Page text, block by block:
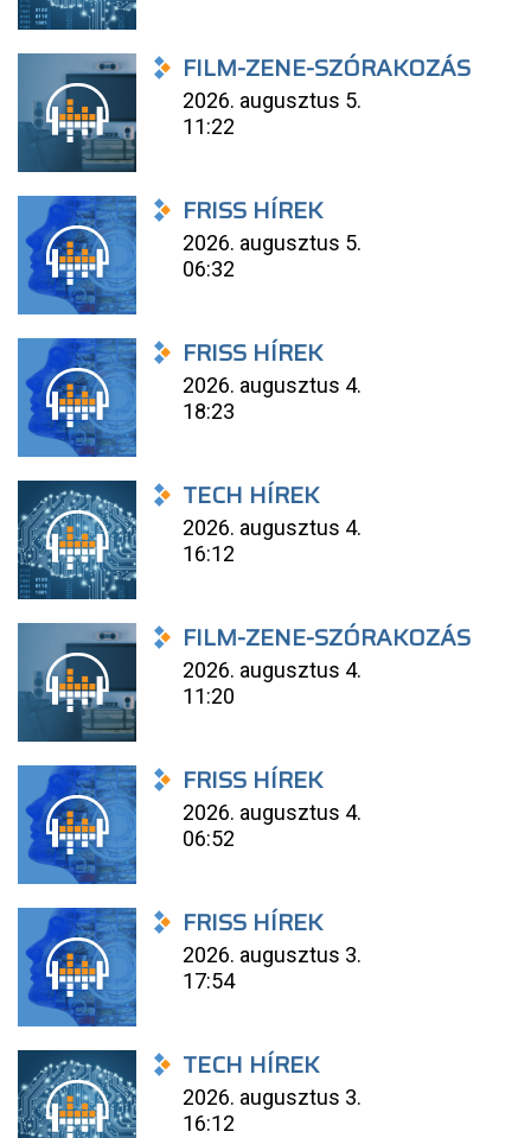
FILM-ZENE-SZÓRAKOZÁS
2026. augusztus 5.
11:22
FRISS HÍREK
2026. augusztus 5.
06:32
FRISS HÍREK
2026. augusztus 4.
18:23
TECH HÍREK
2026. augusztus 4.
16:12
FILM-ZENE-SZÓRAKOZÁS
2026. augusztus 4.
11:20
FRISS HÍREK
2026. augusztus 4.
06:52
FRISS HÍREK
2026. augusztus 3.
17:54
TECH HÍREK
2026. augusztus 3.
16:12